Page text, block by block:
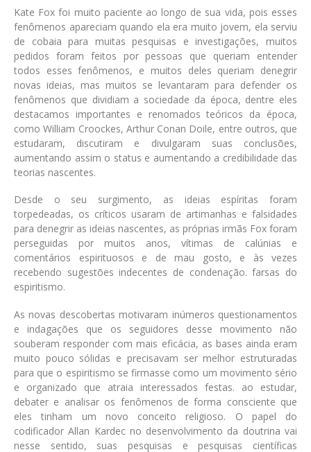
Kate Fox foi muito paciente ao longo de sua vida, pois esses
fenômenos apareciam quando ela era muito jovem, ela serviu
de cobaia para muitas pesquisas e investigações, muitos
pedidos foram feitos por pessoas que queriam entender
todos esses fenômenos, e muitos deles queriam denegrir
novas ideias, mas muitos se levantaram para defender os
fenômenos que dividiam a sociedade da época, dentre eles
destacamos importantes e renomados teóricos da época,
como William Croockes, Arthur Conan Doile, entre outros, que
estudaram, discutiram e divulgaram suas conclusões,
aumentando assim o status e aumentando a credibilidade das
teorias nascentes.
Desde o seu surgimento, as ideias espíritas foram
torpedeadas, os críticos usaram de artimanhas e falsidades
para denegrir as ideias nascentes, as próprias irmãs Fox foram
perseguidas por muitos anos, vítimas de calúnias e
comentários espirituosos e de mau gosto, e às vezes
recebendo sugestões indecentes de condenação. farsas do
espiritismo.
As novas descobertas motivaram inúmeros questionamentos
e indagações que os seguidores desse movimento não
souberam responder com mais eficácia, as bases ainda eram
muito pouco sólidas e precisavam ser melhor estruturadas
para que o espiritismo se firmasse como um movimento sério
e organizado que atraia interessados festas. ao estudar,
debater e analisar os fenômenos de forma consciente que
eles tinham um novo conceito religioso. O papel do
codificador Allan Kardec no desenvolvimento da doutrina vai
nesse sentido, suas pesquisas e pesquisas científicas